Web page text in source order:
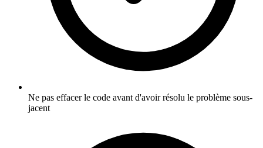
Ne pas effacer le code avant d'avoir résolu le problème sous-
jacent